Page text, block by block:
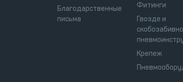
Благодарственные
письма
Фитинги
Гвозде и
Крепеж